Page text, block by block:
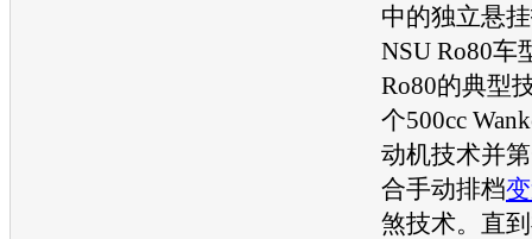
中的独立悬
NSU Ro80车
Ro80的典型
个500cc
动机技术并
合手动排档
煞技术。直到